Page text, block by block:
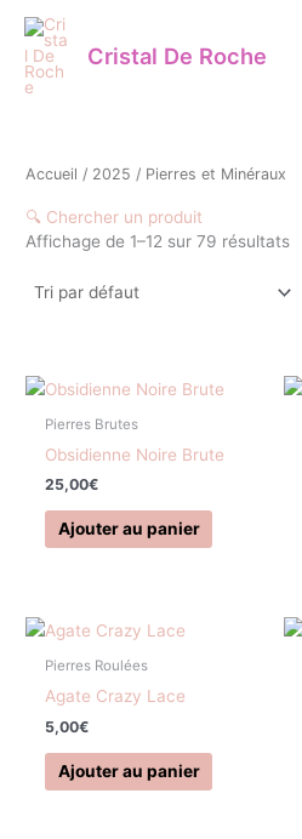
contenu
Cristal De Roche
Accueil / 2025 / Pierres et Minéraux
🔍 Chercher un produit
Pierres Polies
Géodes et Druzes(3)
On sale(3)
Affichage de 1–12 sur 79 résultats
Pierres Brutes
Obsidienne Noire Brute
25,00€
Ajouter au panier
Pierres Roulées
Agate Crazy Lace
5,00€
Ajouter au panier